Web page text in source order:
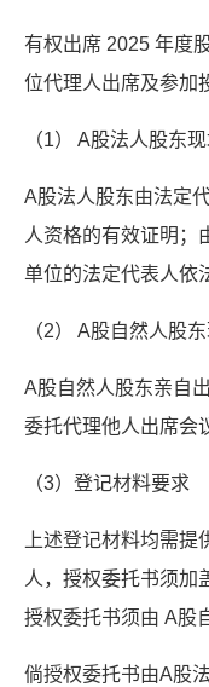
有权出席 2025 年度
位代理人出席及参加
（1） A股法人股东
A股法人股东由法定
人资格的有效证明；
单位的法定代表人依
（2） A股自然人股
A股自然人股东亲自
委托代理他人出席会
（3）登记材料要求
上述登记材料均需
人，授权委托书须加
授权委托书须由 A股
倘授权委托书由A股